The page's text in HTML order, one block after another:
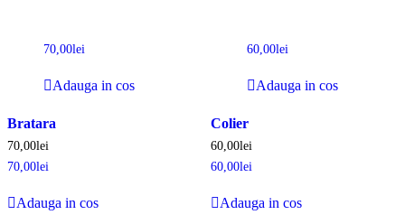
70,00lei
Adauga in cos
Bratara
70,00lei
70,00lei
Adauga in cos
60,00lei
Adauga in cos
Colier
60,00lei
60,00lei
Adauga in cos